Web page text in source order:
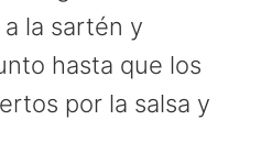
la sartén y
hasta que los
por la salsa y